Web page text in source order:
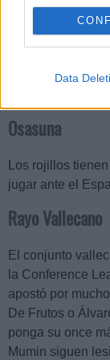
Data
convocados a
Osasuna
Los rojillos
jugar ante el
Rayo Vallecano
El conjunto
la Conference
apostó por
De Frutos o
ponga su once
Mumin siguen